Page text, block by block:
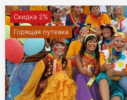
Скидка 2%
Горящая путевка